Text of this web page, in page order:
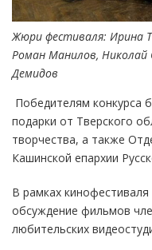
Жюри фестиваля: Ирина
Роман Манилов, Николай
Демидов
Победителям конкурса
подарки от Тверского
творчества, а также
Кашинской епархии
В рамках
обсуждение фильмов
любительских